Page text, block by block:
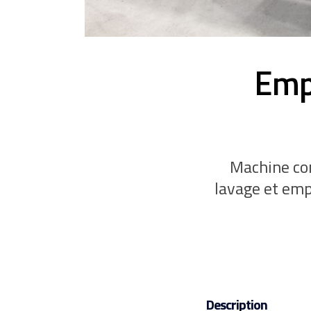
Machine
lavage et
Description